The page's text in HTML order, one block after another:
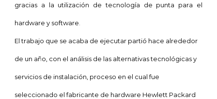
gracias a la utilización detecnología de punta para el
hardware y software.
El trabajo que se acaba de ejecutar partió hace alrededor
de un año, con el análisis de las alternativas tecnológicasy
servicios de instalación , proceso en el cual fue
seleccionado el fabricante de hardware Hewlett Packard